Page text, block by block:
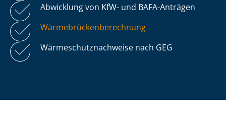
Abwicklung von KfW- und BAFA-Anträgen
Wär­me­brü­cken­be­rech­nung
Wär­me­schutz­nach­wei­se nach GEG